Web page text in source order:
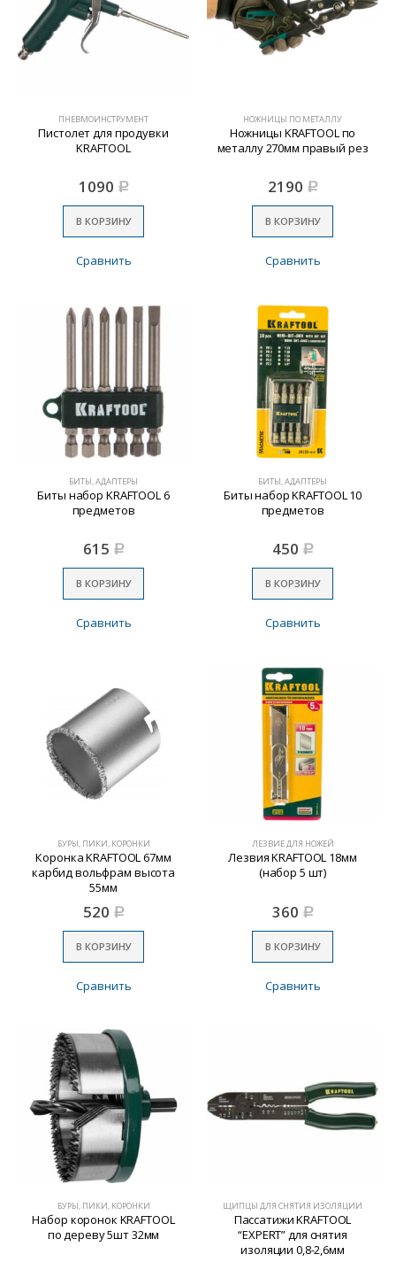
ПНЕВМОИНСТРУМЕНТ
Пистолет для продувки
KRAFTOOL
1090 Р
В КОРЗИНУ
Сравнить
НОЖНИЦЫ ПО МЕТАЛЛУ
Ножницы KRAFTOOL по
металлу 270мм правый рез
2190 Р
В КОРЗИНУ
Сравнить
БИТЫ, АДАПТЕРЫ
Биты набор KRAFTOOL 6
предметов
615 Р
В КОРЗИНУ
Сравнить
БИТЫ, АДАПТЕРЫ
Биты набор KRAFTOOL 10
предметов
450 Р
В КОРЗИНУ
Сравнить
БУРЫ, ПИКИ, КОРОНКИ
Коронка KRAFTOOL 67мм
карбид вольфрам высота
55мм
520 Р
В КОРЗИНУ
Сравнить
ЛЕЗВИЕ ДЛЯ НОЖЕЙ
Лезвия KRAFTOOL 18мм
(набор 5 шт)
360 Р
В КОРЗИНУ
Сравнить
БУРЫ, ПИКИ, КОРОНКИ
Набор коронок KRAFTOOL
по дереву 5шт 32мм
ЩИПЦЫ ДЛЯ СНЯТИЯ ИЗОЛЯЦИИ
Пассатижи KRAFTOOL
“EXPERT” для снятия
изоляции 0,8-2,6мм